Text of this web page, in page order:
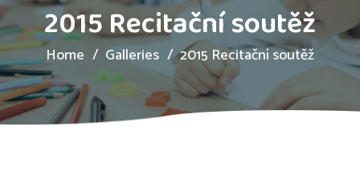
2015 Recitační soutěž
Home Galleries 2015 Recitační soutěž